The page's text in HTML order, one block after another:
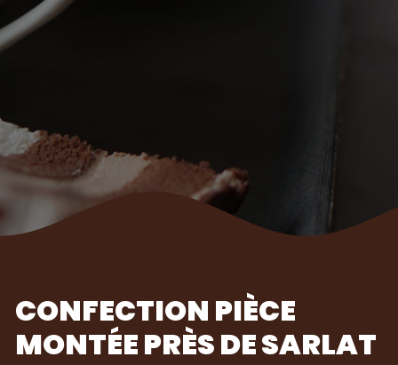
CONFECTION PIÈCE
MONTÉE PRÈS DE SARLAT